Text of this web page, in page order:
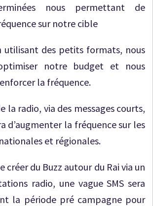
nous permettant de
sur notre cible
utilisant des petits formats, nous
notre budget et nous
la fréquence.
la radio, via des messages courts,
d’augmenter la fréquence sur les
et régionales.
créer du Buzz autour du Rai via un
radio, une vague SMS sera
la période pré campagne pour